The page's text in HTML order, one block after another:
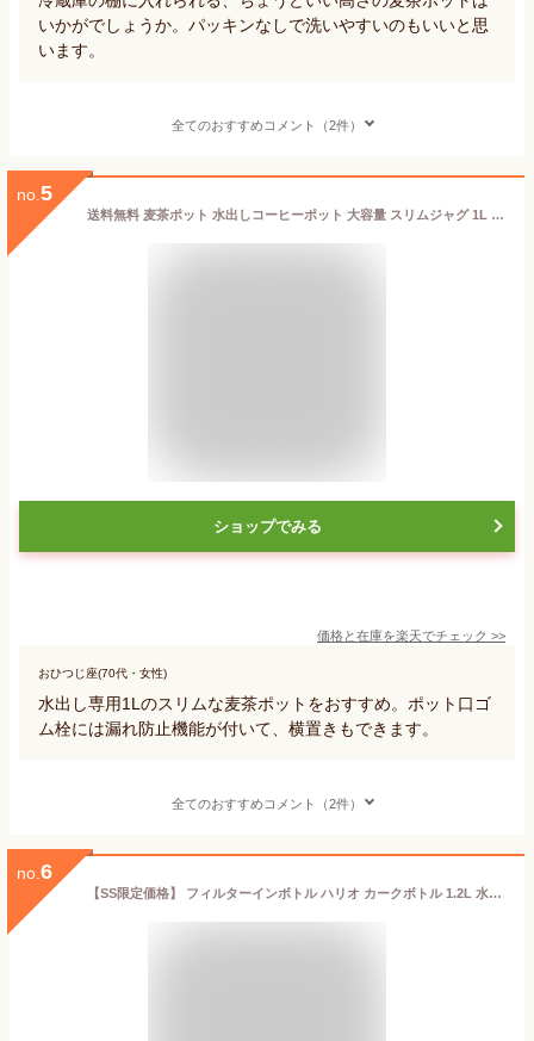
いかがでしょうか。パッキンなしで洗いやすいのもいいと思
います。
全てのおすすめコメント（2件）
no. 5
送料無料 麦茶ポット 水出しコーヒーポット 大容量 スリムジャグ 1L 水出し専用 コーヒージャグ アイスコーヒーポット 洗いやすい 横置き 耐冷 ピッチャー 耐熱 横置き 珈琲 冷蔵庫 冷水筒 縦横 おしゃれ お茶ポット お茶 ポット 麦茶 容器 1リットル 3色
ショップでみる
価格と在庫を楽天でチェック >>
おひつじ座(70代・女性)
水出し専用1Lのスリムな麦茶ポットをおすすめ。ポット口ゴ
ム栓には漏れ防止機能が付いて、横置きもできます。
全てのおすすめコメント（2件）
no. 6
【SS限定価格】 フィルターインボトル ハリオ カークボトル 1.2L 水出し 麦茶ポット 冷水筒 横置き 洗いやすい お茶ポット お茶 ボトル ピッチャー 水出しポット 緑茶 麦茶 1200ml 食洗機対応 角型 冷蔵庫 ドアポケット トライタン プレゼント ギフト HARIO